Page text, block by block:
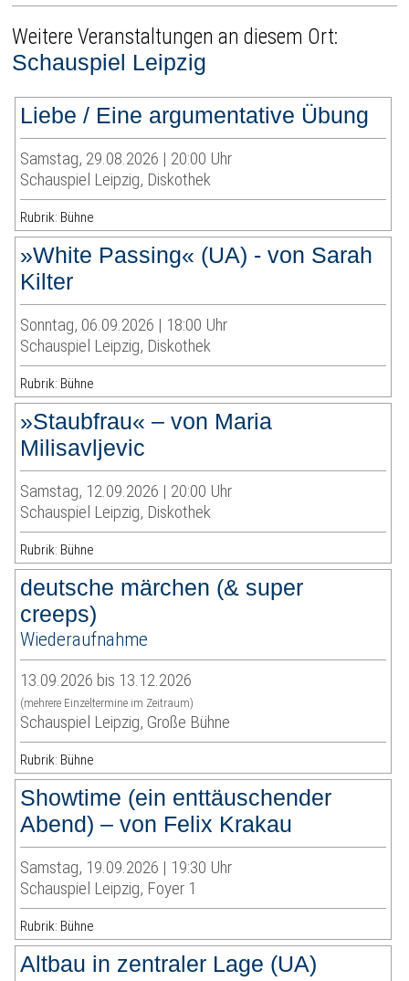
Weitere Veranstaltungen an diesem Ort:
Schauspiel Leipzig
Liebe / Eine argumentative Übung
Samstag, 29.08.2026 | 20:00 Uhr
Schauspiel Leipzig, Diskothek
Rubrik: Bühne
»White Passing« (UA) - von Sarah
Kilter
Sonntag, 06.09.2026 | 18:00 Uhr
Schauspiel Leipzig, Diskothek
Rubrik: Bühne
»Staubfrau« – von Maria
Milisavljevic
Samstag, 12.09.2026 | 20:00 Uhr
Schauspiel Leipzig, Diskothek
Rubrik: Bühne
deutsche märchen (& super
creeps)
Wiederaufnahme
13.09.2026 bis 13.12.2026
(mehrere Einzeltermine im Zeitraum)
Schauspiel Leipzig, Große Bühne
Rubrik: Bühne
Showtime (ein enttäuschender
Abend) – von Felix Krakau
Samstag, 19.09.2026 | 19:30 Uhr
Schauspiel Leipzig, Foyer 1
Rubrik: Bühne
Altbau in zentraler Lage (UA)